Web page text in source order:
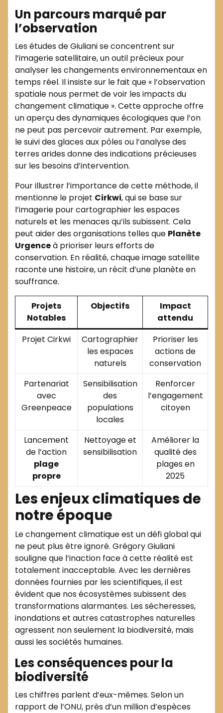
Un parcours marqué par
l’observation
Les études de Giuliani se concentrent sur
l’imagerie satellitaire, un outil précieux pour
analyser les changements environnementaux en
temps réel. Il insiste sur le fait que « l’observation
spatiale nous permet de voir les impacts du
changement climatique ». Cette approche offre
un aperçu des dynamiques écologiques que l’on
ne peut pas percevoir autrement. Par exemple,
le suivi des glaces aux pôles ou l’analyse des
terres arides donne des indications précieuses
sur les besoins d’intervention.
Pour illustrer l’importance de cette méthode, il
mentionne le projet Cirkwi, qui se base sur
l’imagerie pour cartographier les espaces
naturels et les menaces qu’ils subissent. Cela
peut aider des organisations telles que Planète
Urgenceà prioriser leurs efforts de
conservation. En réalité, chaque image satellite
raconte une histoire, un récit d’une planète en
souffrance.
Projets
Notables
Objectifs
Impact
attendu
Projet Cirkwi
Cartographier
les espaces
naturels
Prioriser les
actions de
conservation
Partenariat
avec
Greenpeace
Sensibilisation
des
populations
locales
Renforcer
l’engagement
citoyen
Lancement
de l’action
plage
propre
Nettoyage et
sensibilisation
Améliorer la
qualité des
plages en
2025
Les enjeux climatiques de
notre époque
Le changement climatique est un défi global qui
ne peut plus être ignoré. Grégory Giuliani
souligne que l’inaction face à cette réalité est
totalement inacceptable. Avec les dernières
données fournies par les scientifiques, il est
évident que nos écosystèmes subissent des
transformations alarmantes. Les sécheresses,
inondations et autres catastrophes naturelles
agressent non seulement la biodiversité, mais
aussi les sociétés humaines.
Les conséquences pour la
biodiversité
Les chiffres parlent d’eux-mêmes. Selon un
rapport de l’ONU, près d’un million d’espèces